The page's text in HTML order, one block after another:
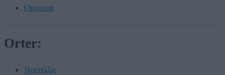
Opinion
Orter:
Norrtälje